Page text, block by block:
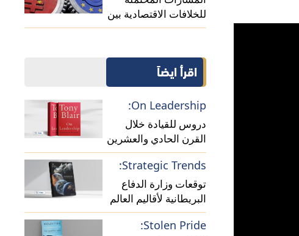
للخلافات الاقتصادية بين
الصين وأوروبا
اقرأ ايضاً
On Leadership:
دروس للقيادة خلال
القرن الحادي والعشرين
(فيديو)
Strategic Trends:
توقعات وزارة الدفاع
البريطانية لأقاليم العالم
(فيديو)
Stolen Pride: